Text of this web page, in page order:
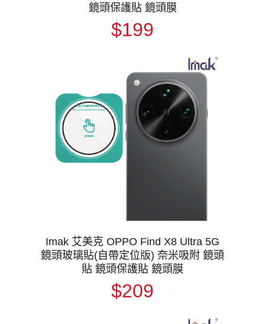
鏡頭保護貼 鏡頭膜
$199
Imak 艾美克 OPPO Find X8 Ultra 5G
鏡頭玻璃貼(自帶定位版) 奈米吸附 鏡頭
貼 鏡頭保護貼 鏡頭膜
$209